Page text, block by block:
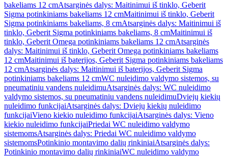
bakeliams 12 cmAtsarginės dalys: Maitinimui iš tinklo, Geberit
Sigma potinkiniams bakeliams 12 cmMaitinimui iš tinklo, Geberit
Sigma potinkiniams bakeliams, 8 cmAtsarginės dalys: Maitinimui iš
tinklo, Geberit Sigma potinkiniams bakeliams, 8 cmMaitinimui iš
tinklo, Geberit Omega potinkiniams bakeliams 12 cmAtsarginės
dalys: Maitinimui iš tinklo, Geberit Omega potinkiniams bakeliams
12 cmMaitinimui iš baterijos, Geberit Sigma potinkiniams bakeliams
12 cmAtsarginės dalys: Maitinimui iš baterijos, Geberit Sigma
potinkiniams bakeliams 12 cmWC nuleidimo valdymo sistemos, su
pneumatiniu vandens nuleidimuAtsarginės dalys: WC nuleidimo
valdymo sistemos, su pneumatiniu vandens nuleidimuDviejų kiekių
nuleidimo funkcijaiAtsarginės dalys: Dviejų kiekių nuleidimo
funkcijaiVieno kiekio nuleidimo funkcijaiAtsarginės dalys: Vieno
kiekio nuleidimo funkcijaiPriedai WC nuleidimo valdymo
sistemomsAtsarginės dalys: Priedai WC nuleidimo valdymo
sistemomsPotinkinio montavimo dalių rinkiniaiAtsarginės dalys:
Potinkinio montavimo dalių rinkiniaiWC nuleidimo valdymo